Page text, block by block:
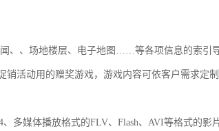
、、场地楼层、电子地图……等各项信息的索引
活动用的赠奖游戏，游戏内容可依客户需求定制
多媒体播放格式的FLV、Flash、AVI等格式的影片